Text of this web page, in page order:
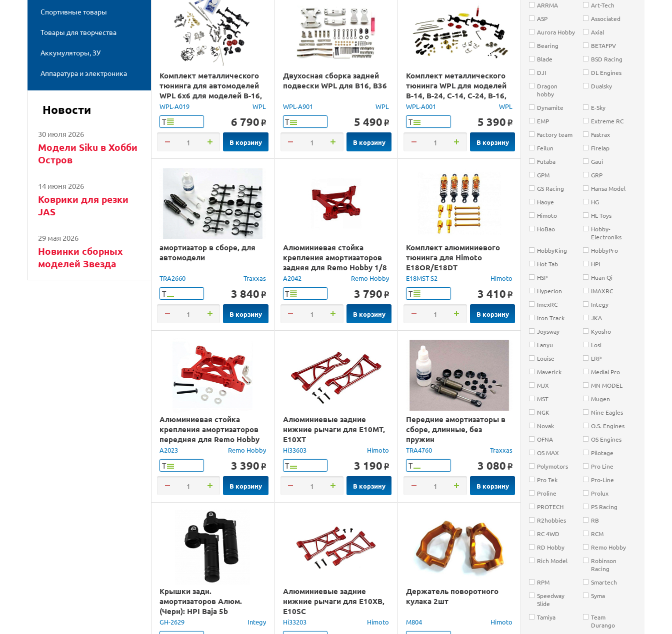
Спортивные товары
Товары для творчества
Аккумуляторы, ЗУ
Аппаратура и электроника
Новости
30 июля 2026
Модели Siku в Хобби
Остров
14 июня 2026
Коврики для резки
JAS
29 мая 2026
Новинки сборных
моделей Звезда
ARRMA
Art-Tech
ASP
Associated
Aurora Hobby
Axial
Bearing
BETAFPV
Blade
BSD Racing
DJI
DL Engines
Dragon
hobby
Dualsky
Dynamite
E-Sky
EMP
Extreme RC
Factory team
Fastrax
Feilun
Firelap
Futaba
Gaui
GPM
GRP
GS Racing
Hansa Model
Haoye
HG
Himoto
HL Toys
HoBao
Hobby-
Electroniks
HobbyKing
HobbyPro
Hot Tab
HPI
HSP
Huan Qi
Hyperion
IMAXRC
ImexRC
Integy
Iron Track
JKA
Joysway
Kyosho
Lanyu
Losi
Louise
LRP
Maverick
Medial Pro
MJX
MN MODEL
MST
Mugen
NGK
Nine Eagles
Novak
O.S. Engines
OFNA
OS Engines
OS MAX
Pilotage
Polymotors
Pro Line
Pro Tek
Pro-Line
Proline
Prolux
PROTECH
PS Racing
R2hobbies
RB
RC 4WD
RCM
RD Hobby
Remo Hobby
Rich Model
Robinson
Racing
RPM
Smartech
Speedway
Slide
Syma
Tamiya
Team
Durango
Комплект металлического
тюнинга для автомоделей
WPL 6x6 для моделей B-16,
B-36
WPL-A019 WPL
Т 6 790 o
В корзину
Двухосная сборка задней
подвески WPL для B16, B36
WPL-A901 WPL
Т 5 490 o
В корзину
Комплект металлического
тюнинга WPL для моделей
B-14, B-24, C-14, C-24, B-16,
B-36
WPL-A001 WPL
Т 5 390 o
В корзину
амортизатор в сборе, для
автомодели
TRA2660 Traxxas
Т 3 840 o
В корзину
Алюминиевая стойка
крепления амортизаторов
задняя для Remo Hobby 1/8
A2042 Remo Hobby
Т 3 790 o
В корзину
Комплект алюминиевого
тюнинга для Himoto
E18OR/E18DT
E18MST-S2 Himoto
Т 3 410 o
В корзину
Алюминиевая стойка
крепления амортизаторов
передняя для Remo Hobby
1/8
A2023 Remo Hobby
Т 3 390 o
В корзину
Алюминиевые задние
нижние рычаги для E10MT,
E10XT
Hi33603 Himoto
Т 3 190 o
В корзину
Передние амортизаторы в
сборе, длинные, без
пружин
TRA4760 Traxxas
Т 3 080 o
В корзину
Крышки задн.
амортизаторов Алюм.
(Черн): HPI Baja 5b
GH-2629 Integy
Алюминиевые задние
нижние рычаги для E10XB,
E10SC
Hi33203 Himoto
Держатель поворотного
кулака 2шт
M804 Himoto